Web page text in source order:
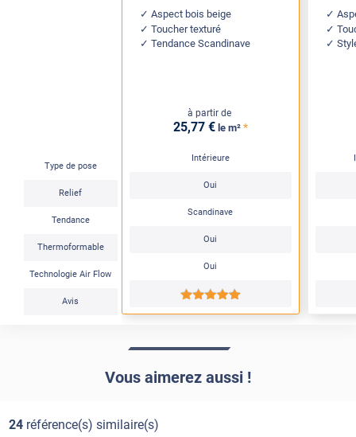
Type de pose
Relief
Tendance
Thermoformable
Technologie Air Flow
Avis
Aspect bois beige
Toucher texturé
Tendance Scandinave
à partir de
25,77 € le m² *
Intérieure
Oui
Scandinave
Oui
Oui
*****
Vous aimerez aussi !
24référence(s) similaire(s)